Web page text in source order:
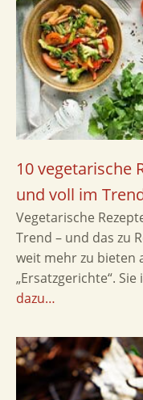
10 vegetarische
und voll im
Vegetarische
Trend – und das zu
weit mehr zu bieten
„Ersatzgerichte“.
dazu…